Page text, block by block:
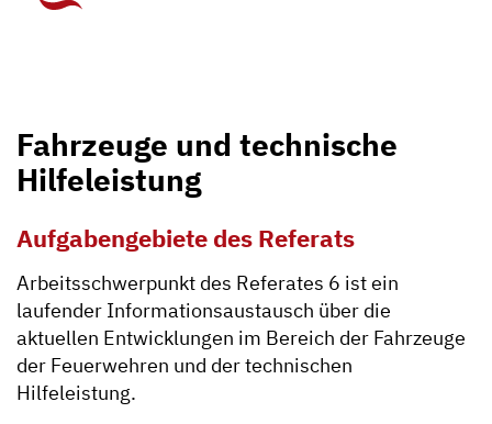
Fahrzeuge und technische
Hilfeleistung
Aufgabengebiete des Referats
Arbeitsschwerpunkt des Referates 6 ist ein
laufender Informationsaustausch über die
aktuellen Entwicklungen im Bereich der Fahrzeuge
der Feuerwehren und der technischen
Hilfeleistung.